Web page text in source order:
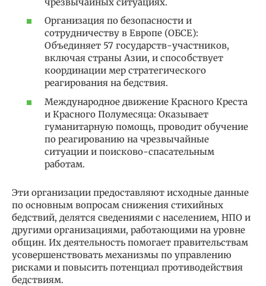
Организация по безопасности и
сотрудничеству в Европе (ОБСЕ):
Объединяет 57 государств-участников,
включая страны Азии, и способствует
координации мер стратегического
реагирования на бедствия.
Международное движение Красного Креста
и Красного Полумесяца: Оказывает
гуманитарную помощь, проводит обучение
по реагированию на чрезвычайные
ситуации и поисково-спасательным
работам.
Эти организации предоставляют исходные данные
по основным вопросам снижения стихийных
бедствий, делятся сведениями с населением, НПО и
другими организациями, работающими на уровне
общин. Их деятельность помогает правительствам
усовершенствовать механизмы по управлению
рисками и повысить потенциал противодействия
бедствиям.